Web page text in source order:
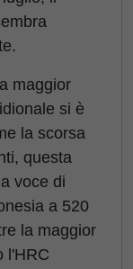
maggior
si è
la scorsa
questa
voce di
a 520
la maggior
l'HRC